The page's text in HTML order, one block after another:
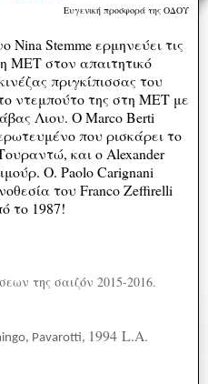
Ευγενική προσφορά της ΟΔΟΥ
Stemme ερμηνεύει τις
ΜΕΤ στον απαιτητικό
πριγκίπισσας του
ντεμπούτο της στη ΜΕΤ με
Λιου. Ο Marco Berti
που ρισκάρει το
και ο Alexander
Ο. Paolo Carignani
του Franco Zeffirelli
το 1987!
της σαιζόν 2015-2016.
, Pavarotti, 1994 L.A.